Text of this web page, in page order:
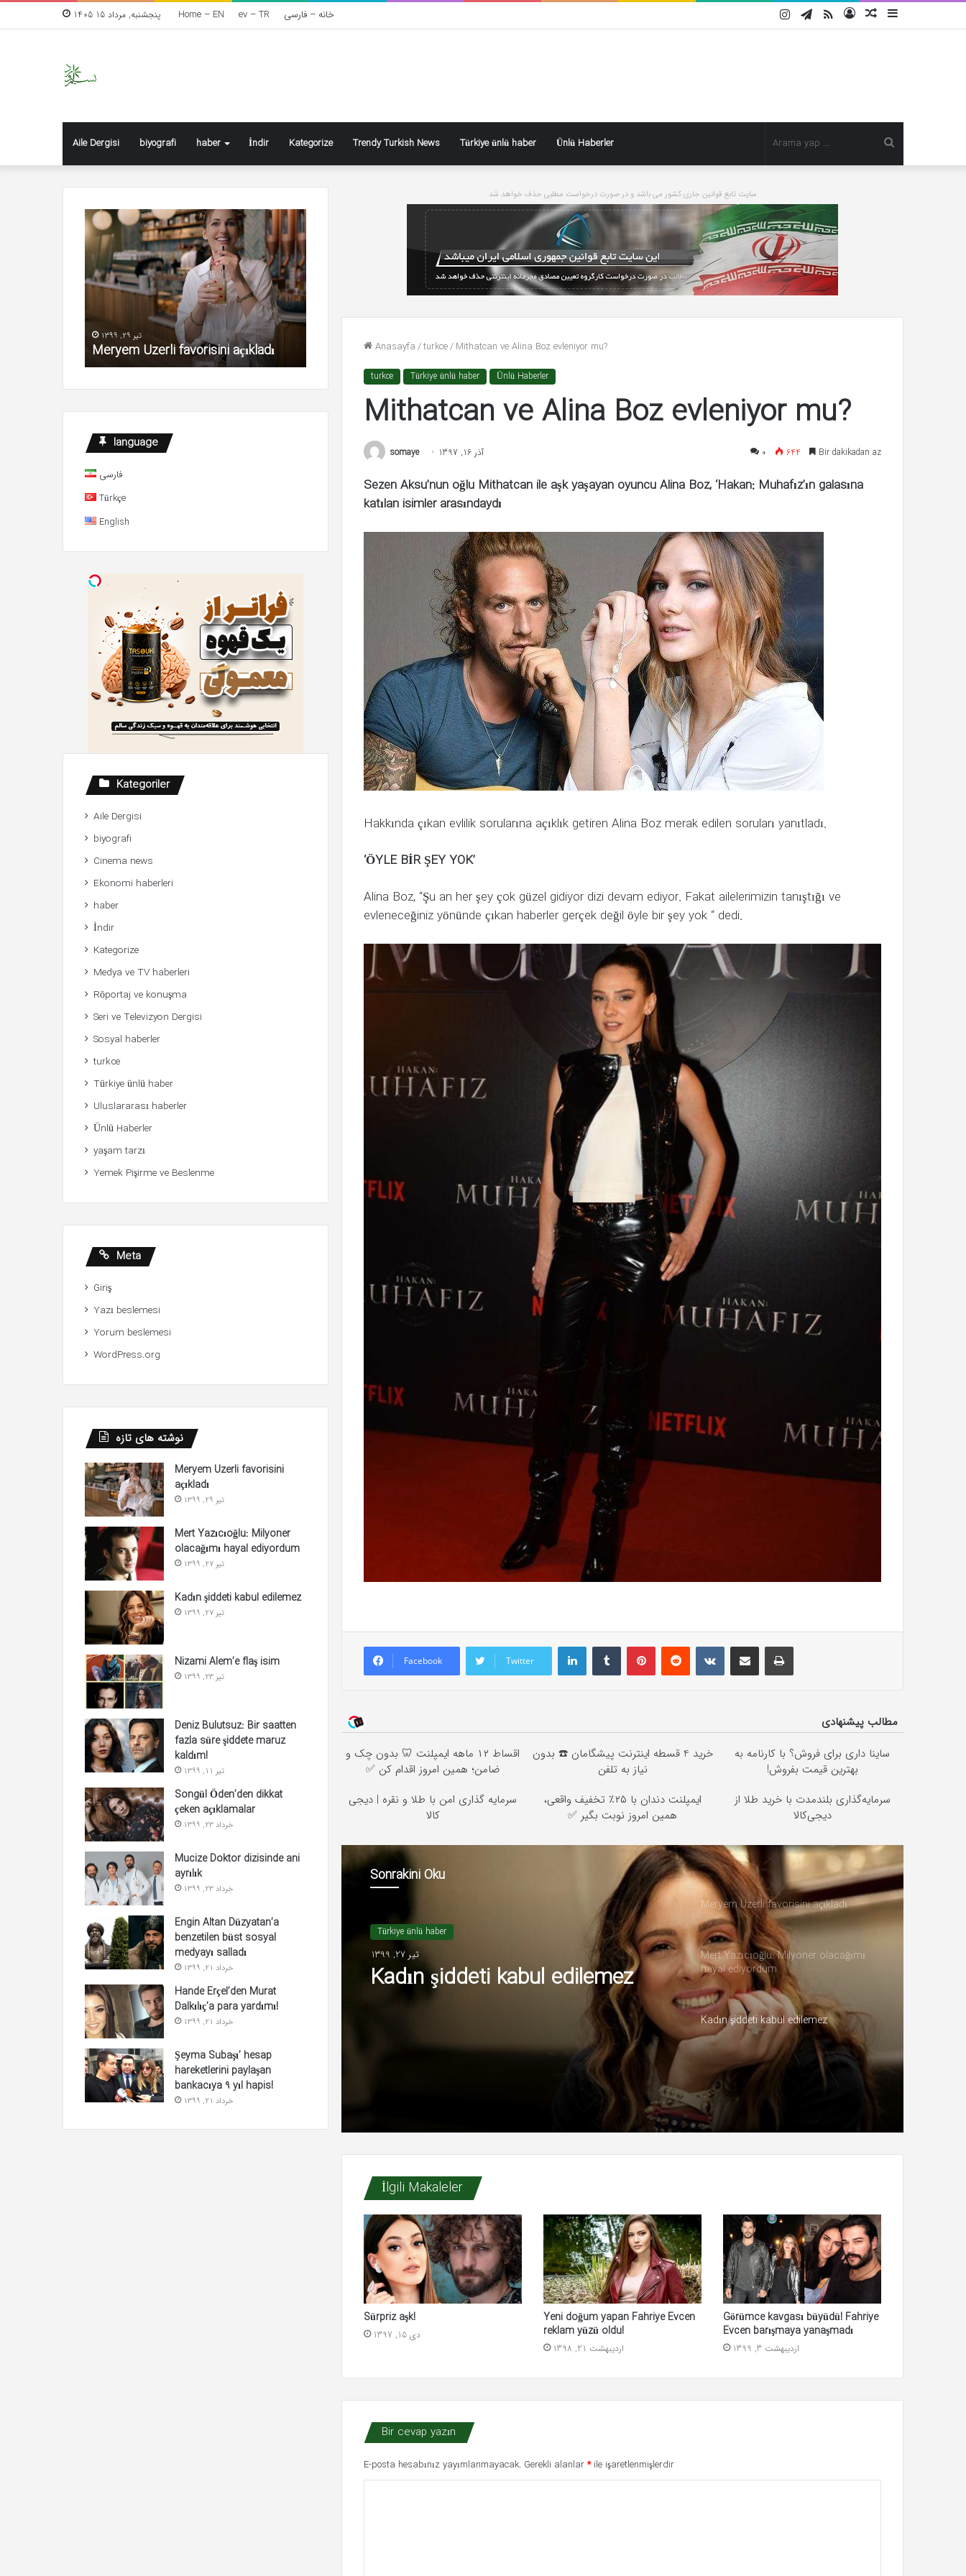
پنجشنبه, مرداد 15 1405 Home – EN ev – TR خانه – فارسی
Kenar
Rastgele
Kayıt
RSS
Telegram
Instagram
Aile Dergisi biyografi haber İndir Kategorize Trendy Turkish News Türkiye ünlü haber Ünlü Haberler Arama
سایت تابع قوانین جاری کشور می باشد و در صورت درخواست مطلبی حذف خواهد شد
Anasayfa/turkce/Mithatcan ve Alina Boz evleniyor mu?
turkce Türkiye ünlü haber Ünlü Haberler
Mithatcan ve Alina Boz evleniyor mu?
somaye آذر 16, 1397 ۰ 644 Bir dakikadan az
Sezen Aksu’nun oğlu Mithatcan ile aşk yaşayan oyuncu Alina Boz, ‘Hakan: Muhafız’ın galasına
katılan isimler arasındaydı
Hakkında çıkan evlilik sorularına açıklık getiren Alina Boz merak edilen soruları yanıtladı.
‘ÖYLE BİR ŞEY YOK’
Alina Boz, “Şu an her şey çok güzel gidiyor dizi devam ediyor. Fakat ailelerimizin tanıştığı ve
evleneceğiniz yönünde çıkan haberler gerçek değil öyle bir şey yok “ dedi.
Facebook Twitter
LinkedInTumblr PinterestReddit VKontakteE-Posta ile paylaş Yazdır
مطالب پیشنهادی
ساینا داری برای فروش؟ با کارنامه به
بهترین قیمت بفروش!
خرید 4 قسطه اینترنت پیشگامان ☎️ بدون
نیاز به تلفن
اقساط ۱۲ ماهه ایمپلنت 🦷 بدون چک و
ضامن؛ همین امروز اقدام کن ✅
سرمایه‌گذاری بلندمدت با خرید طلا از
دیجی‌کالا
ایمپلنت دندان با ۲۵٪ تخفیف واقعی،
همین امروز نوبت بگیر ✅
سرمایه گذاری امن با طلا و نقره | دیجی
کالا
Sonrakini Oku
Türkiye ünlü haber
تیر 27, 1399
Kadın şiddeti kabul edilemez
Meryem Uzerli favorisini açıkladı
Mert Yazıcıoğlu: Milyoner olacağımı
hayal ediyordum
Kadın şiddeti kabul edilemez
İlgili Makaleler
Sürpriz aşk!
دی 15, 1397
Yeni doğum yapan Fahriye Evcen
reklam yüzü oldu!
اردیبهشت 21, 1398
Görümce kavgası büyüdü! Fahriye
Evcen barışmaya yanaşmadı
اردیبهشت 3, 1399
Bir cevap yazın
E-posta hesabınız yayımlanmayacak. Gerekli alanlar*ile işaretlenmişlerdir
Meryem
Uzerli
favorisini
açıkladı
تیر 29, 1399
Meryem Uzerli favorisini açıkladı
olacağımı
hayal
ediyordum
تیر 27, 1399
hayal ediyordum
Kadın
şiddeti
kabul
edilemez
Kadın şiddeti kabul edilemez
Nizami
Alem’e
flaş
isim
language
فارسی
Türkçe
English
Kategoriler
Aile Dergisi
biyografi
Cinema news
Ekonomi haberleri
haber
İndir
Kategorize
Medya ve TV haberleri
Röportaj ve konuşma
Seri ve Televizyon Dergisi
Sosyal haberler
turkce
Türkiye ünlü haber
Uluslararası haberler
Ünlü Haberler
yaşam tarzı
Yemek Pişirme ve Beslenme
Meta
Giriş
Yazı beslemesi
Yorum beslemesi
WordPress.org
نوشته های تازه
Meryem Uzerli favorisini
açıkladı
تیر 29, 1399
Mert Yazıcıoğlu: Milyoner
olacağımı hayal ediyordum
تیر 27, 1399
Kadın şiddeti kabul edilemez
تیر 27, 1399
Nizami Alem’e flaş isim
تیر 23, 1399
Deniz Bulutsuz: Bir saatten
fazla süre şiddete maruz
kaldım!
تیر 11, 1399
Songül Öden’den dikkat
çeken açıklamalar
خرداد 23, 1399
Mucize Doktor dizisinde ani
ayrılık
خرداد 23, 1399
Engin Altan Düzyatan’a
benzetilen büst sosyal
medyayı salladı
خرداد 21, 1399
Hande Erçel’den Murat
Dalkılıç’a para yardımı!
خرداد 21, 1399
Şeyma Subaşı’ hesap
hareketlerini paylaşan
bankacıya 9 yıl hapis!
خرداد 21, 1399